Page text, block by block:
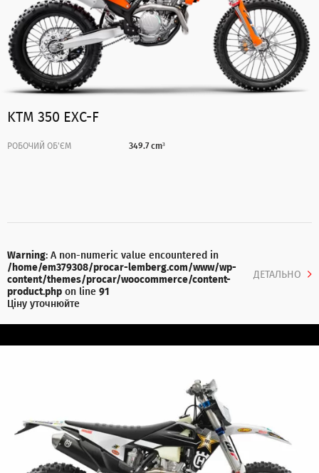
KTM 350 EXC-F
РОБОЧИЙ ОБ'ЄМ 349.7 cm³
Warning: A non-numeric value encountered in
/home/em379308/procar-lemberg.com/www/wp-
content/themes/procar/woocommerce/content-
product.php on line 91
Ціну уточнюйте
ДЕТАЛЬНО